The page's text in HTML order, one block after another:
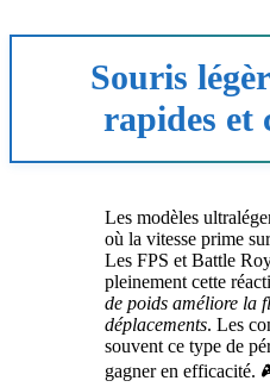
Souris
rapides et
Les modèles
où la vitesse prime
Les FPS et Battle
pleinement cette
de poids améliore la
déplacements. Les
souvent ce type de
gagner en efficacité.